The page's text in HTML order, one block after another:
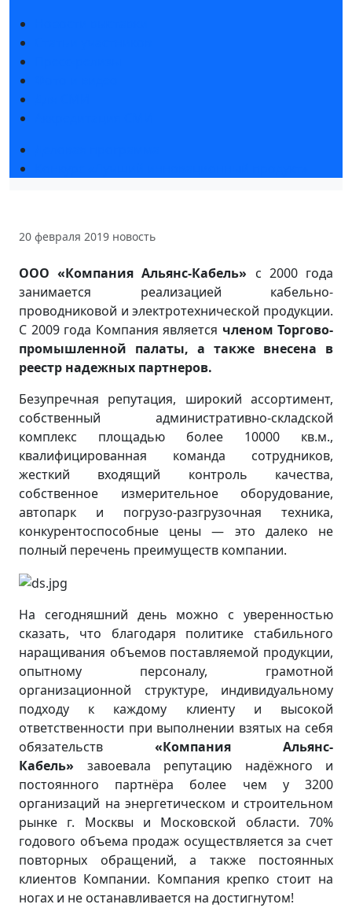
20 февраля 2019 новость
ООО «Компания Альянс-Кабель» с 2000 года
занимается реализацией кабельно-
проводниковой и электротехнической продукции.
С 2009 года Компания является членом Торгово-
промышленной палаты, а также внесена в
реестр надежных партнеров.
Безупречная репутация, широкий ассортимент,
собственный административно-складской
комплекс площадью более 10000 кв.м.,
квалифицированная команда сотрудников,
жесткий входящий контроль качества,
собственное измерительное оборудование,
автопарк и погрузо-разгрузочная техника,
конкурентоспособные цены — это далеко не
полный перечень преимуществ компании.
На сегодняшний день можно с уверенностью
сказать, что благодаря политике стабильного
наращивания объемов поставляемой продукции,
опытному персоналу, грамотной
организационной структуре, индивидуальному
подходу к каждому клиенту и высокой
ответственности при выполнении взятых на себя
обязательств «Компания Альянс-
Кабель» завоевала репутацию надёжного и
постоянного партнёра более чем у 3200
организаций на энергетическом и строительном
рынке г. Москвы и Московской области. 70%
годового объема продаж осуществляется за счет
повторных обращений, а также постоянных
клиентов Компании. Компания крепко стоит на
ногах и не останавливается на достигнутом!